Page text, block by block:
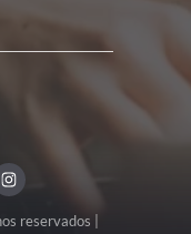
reservados |